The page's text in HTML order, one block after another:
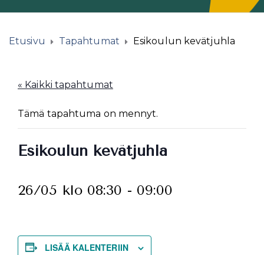
Etusivu Tapahtumat Esikoulun kevätjuhla
« Kaikki tapahtumat
Tämä tapahtuma on mennyt.
Esikoulun kevätjuhla
26/05 klo 08:30 - 09:00
LISÄÄ KALENTERIIN